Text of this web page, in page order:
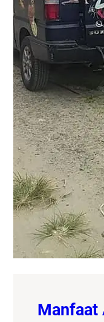
Manfaat